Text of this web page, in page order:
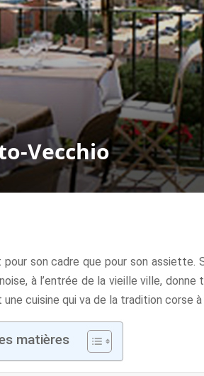
Vecchio
son cadre que pour son assiette.
à l’entrée de la vieille ville,
cuisine qui va de la tradition corse
matières